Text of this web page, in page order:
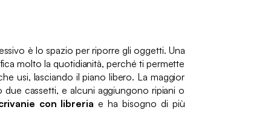
è lo spazio per riporre gli oggetti. Una
molto la quotidianità, perché ti permette
usi, lasciando il piano libero. La maggior
cassetti, e alcuni aggiungono ripiani o
con libreria e ha bisogno di più